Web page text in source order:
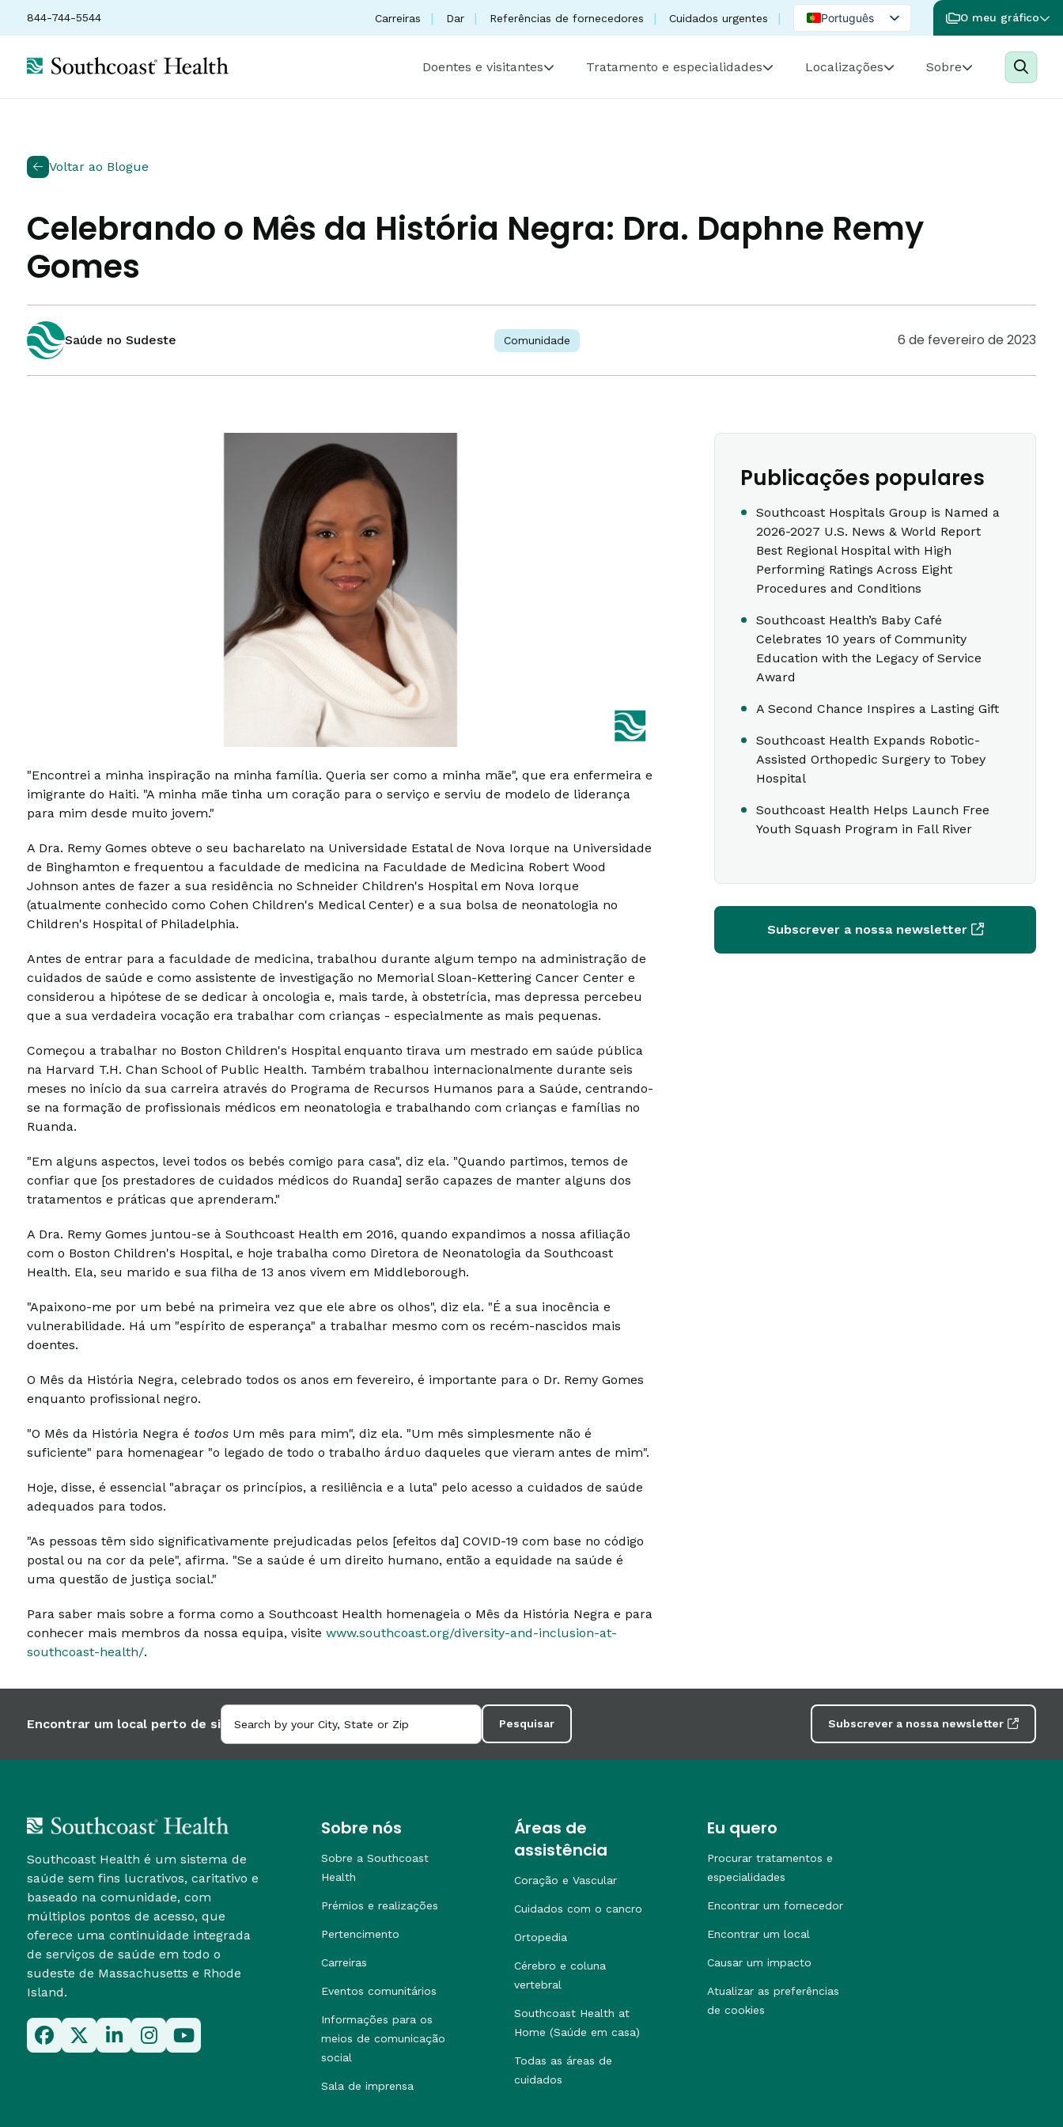
844-744-5544 Carreiras Dar Referências de fornecedores Cuidados urgentes
Português
Spanish
O meu gráfico
Doentes e visitantes Tratamento e especialidades Localizações Sobre
Voltar ao Blogue
Celebrando o Mês da História Negra: Dra. Daphne Remy
Gomes
Saúde no Sudeste Comunidade 6 de fevereiro de 2023
"Encontrei a minha inspiração na minha família. Queria ser como a minha mãe", que era enfermeira e
imigrante do Haiti. "A minha mãe tinha um coração para o serviço e serviu de modelo de liderança
para mim desde muito jovem."
A Dra. Remy Gomes obteve o seu bacharelato na Universidade Estatal de Nova Iorque na Universidade
de Binghamton e frequentou a faculdade de medicina na Faculdade de Medicina Robert Wood
Johnson antes de fazer a sua residência no Schneider Children's Hospital em Nova Iorque
(atualmente conhecido como Cohen Children's Medical Center) e a sua bolsa de neonatologia no
Children's Hospital of Philadelphia.
Antes de entrar para a faculdade de medicina, trabalhou durante algum tempo na administração de
cuidados de saúde e como assistente de investigação no Memorial Sloan-Kettering Cancer Center e
considerou a hipótese de se dedicar à oncologia e, mais tarde, à obstetrícia, mas depressa percebeu
que a sua verdadeira vocação era trabalhar com crianças - especialmente as mais pequenas.
Começou a trabalhar no Boston Children's Hospital enquanto tirava um mestrado em saúde pública
na Harvard T.H. Chan School of Public Health. Também trabalhou internacionalmente durante seis
meses no início da sua carreira através do Programa de Recursos Humanos para a Saúde, centrando-
se na formação de profissionais médicos em neonatologia e trabalhando com crianças e famílias no
Ruanda.
"Em alguns aspectos, levei todos os bebés comigo para casa", diz ela. "Quando partimos, temos de
confiar que [os prestadores de cuidados médicos do Ruanda] serão capazes de manter alguns dos
tratamentos e práticas que aprenderam."
A Dra. Remy Gomes juntou-se à Southcoast Health em 2016, quando expandimos a nossa afiliação
com o Boston Children's Hospital, e hoje trabalha como Diretora de Neonatologia da Southcoast
Health. Ela, seu marido e sua filha de 13 anos vivem em Middleborough.
"Apaixono-me por um bebé na primeira vez que ele abre os olhos", diz ela. "É a sua inocência e
vulnerabilidade. Há um "espírito de esperança" a trabalhar mesmo com os recém-nascidos mais
doentes.
O Mês da História Negra, celebrado todos os anos em fevereiro, é importante para o Dr. Remy Gomes
enquanto profissional negro.
"O Mês da História Negra é todos Um mês para mim", diz ela. "Um mês simplesmente não é
suficiente" para homenagear "o legado de todo o trabalho árduo daqueles que vieram antes de mim".
Hoje, disse, é essencial "abraçar os princípios, a resiliência e a luta" pelo acesso a cuidados de saúde
adequados para todos.
"As pessoas têm sido significativamente prejudicadas pelos [efeitos da] COVID-19 com base no código
postal ou na cor da pele", afirma. "Se a saúde é um direito humano, então a equidade na saúde é
uma questão de justiça social."
Para saber mais sobre a forma como a Southcoast Health homenageia o Mês da História Negra e para
conhecer mais membros da nossa equipa, visite www.southcoast.org/diversity-and-inclusion-at-
southcoast-health/.
Publicações populares
Southcoast Hospitals Group is Named a
2026-2027 U.S. News & World Report
Best Regional Hospital with High
Performing Ratings Across Eight
Procedures and Conditions
Southcoast Health’s Baby Café
Celebrates 10 years of Community
Education with the Legacy of Service
Award
A Second Chance Inspires a Lasting Gift
Southcoast Health Expands Robotic-
Assisted Orthopedic Surgery to Tobey
Hospital
Southcoast Health Helps Launch Free
Youth Squash Program in Fall River
Subscrever a nossa newsletter
Encontrar um local perto de si Pesquisar Subscrever a nossa newsletter
Southcoast Health é um sistema de
saúde sem fins lucrativos, caritativo e
baseado na comunidade, com
múltiplos pontos de acesso, que
oferece uma continuidade integrada
de serviços de saúde em todo o
sudeste de Massachusetts e Rhode
Island.
Sobre nós
Sobre a Southcoast
Health
Prémios e realizações
Pertencimento
Carreiras
Eventos comunitários
Informações para os
meios de comunicação
social
Sala de imprensa
Áreas de
assistência
Coração e Vascular
Cuidados com o cancro
Ortopedia
Cérebro e coluna
vertebral
Southcoast Health at
Home (Saúde em casa)
Todas as áreas de
cuidados
Eu quero
Procurar tratamentos e
especialidades
Encontrar um fornecedor
Encontrar um local
Causar um impacto
Atualizar as preferências
de cookies